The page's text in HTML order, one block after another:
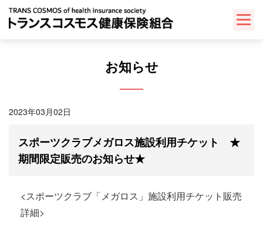
Skip
お知らせ
2023年03月02日
スポーツクラブメガロス施設利用チケット ★
期間限定販売のお知らせ★
<スポーツクラブ「メガロス」施設利用チケット販売
詳細>